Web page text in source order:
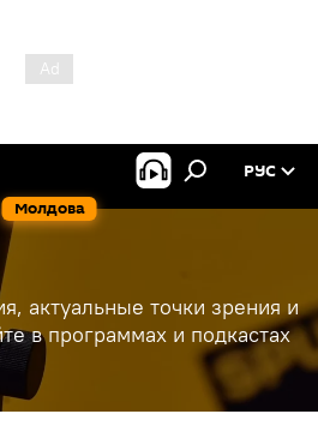
Молдова
РУС
актуальные точки зрения и
в программах и подкастах